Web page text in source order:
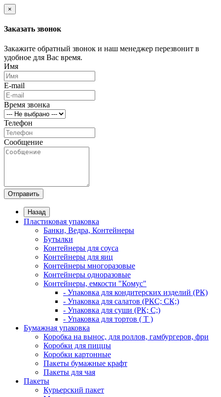
×
Заказать звонок
Закажите обратный звонок и наш менеджер перезвонит в
удобное для Вас время.
Имя
E-mail
Время звонка
Телефон
Сообщение
Отправить
Назад
Пластиковая упаковка
Банки, Ведра, Контейнеры
Бутылки
Контейнеры для соуса
Контейнеры для яиц
Контейнеры многоразовые
Контейнеры одноразовые
Контейнеры, емкости "Комус"
- Упаковка для кондитерских изделий (РК)
- Упаковка для салатов (РКС; СК;)
- Упаковка для суши (РК; С;)
- Упаковка для тортов ( Т )
Бумажная упаковка
Коробка на вынос, для роллов, гамбургеров, фри
Коробки для пиццы
Коробки картонные
Пакеты бумажные крафт
Пакеты для чая
Пакеты
Курьерский пакет